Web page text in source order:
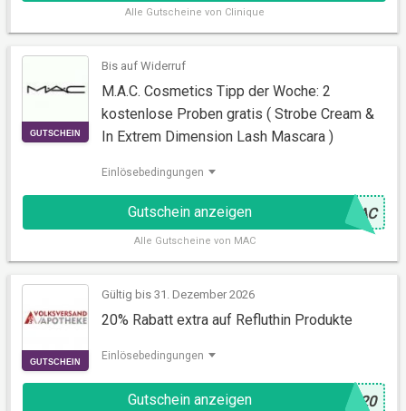
Alle Gutscheine von Clinique
GUTSCHEIN
Bis auf Widerruf
M.A.C. Cosmetics Tipp der Woche: 2
kostenlose Proben gratis ( Strobe Cream &
In Extrem Dimension Lash Mascara )
Einlösebedingungen
Gutschein anzeigen MAC
Alle Gutscheine von MAC
Gültig bis 31. Dezember 2026
20% Rabatt extra auf Refluthin Produkte
Einlösebedingungen
Gutschein anzeigen @ U20